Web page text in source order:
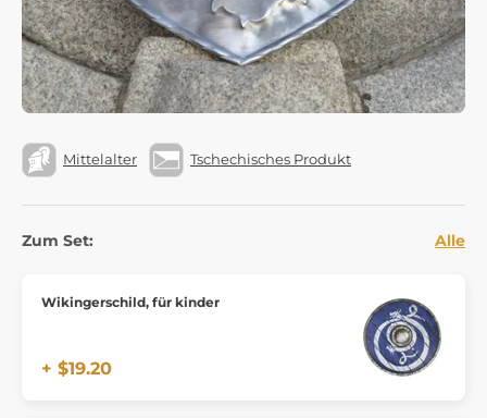
Mittelalter Tschechisches Produkt
Zum Set: Alle
Wikingerschild, für kinder
+ $19.20